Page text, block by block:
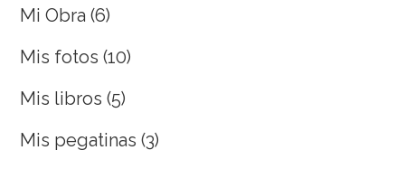
Mi Obra (6)
Mis fotos (10)
Mis libros (5)
Mis pegatinas (3)